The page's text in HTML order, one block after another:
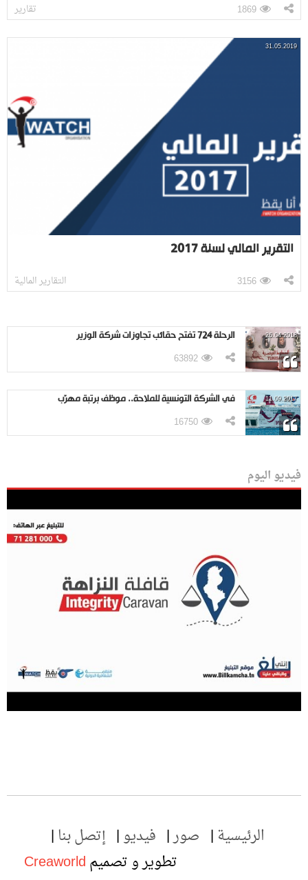
تقارير 1869
31.05.2019
التقرير المالي لسنة 2017
التقارير المالية 3156
26.04.2018 الرحلة 724 تفتح حقائب تجاوزات شركة الوزير
63892
11.09.2017 في الشركة التونسية للملاحة.. موظف برتبة مهرّب
16750
فيديو اليوم
الرئيسية صور فيديو
إتصل بنا
تطوير و تصميمCreaworld